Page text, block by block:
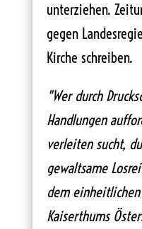
unterziehen.
gegen
Kirche schreiben.
"Wer durch
Handlungen
verleiten sucht,
gewaltsame
dem einheitlichen
Kaiserthums